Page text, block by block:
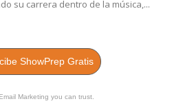
su carrera dentro de la música,...
ShowPrep Gratis
Marketing you can trust.